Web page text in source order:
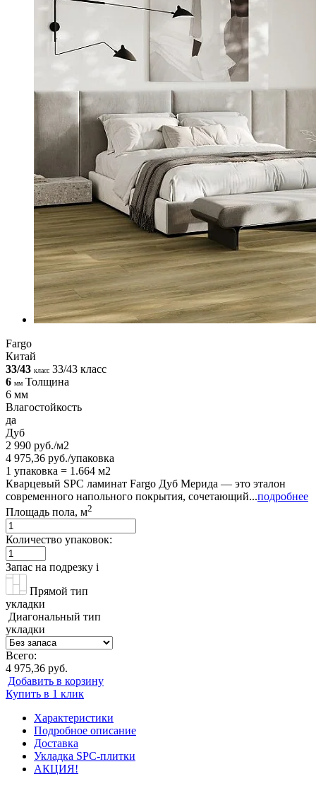
Fargo
Китай
33/43 класс 33/43 класс
6 мм Толщина
6 мм
Влагостойкость
да
Дуб
2 990 руб./м2
4 975,36 руб./упаковка
1 упаковка = 1.664 м2
Кварцевый SPC ламинат Fargo Дуб Мерида — это эталон
современного напольного покрытия, сочетающий...подробнее
Площадь пола, м2
Количество упаковок:
Запас на подрезку i
Прямой тип
укладки
Диагональный тип
укладки
Всего:
4 975,36 руб.
Добавить в корзину
Купить в 1 клик
Характеристики
Подробное описание
Доставка
Укладка SPC-плитки
АКЦИЯ!